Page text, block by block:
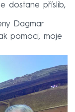
dostane příslib,
Dagmar
pomoci, moje